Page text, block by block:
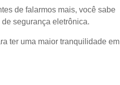
de falarmos mais, você sabe
segurança eletrônica.
ter uma maior tranquilidade em